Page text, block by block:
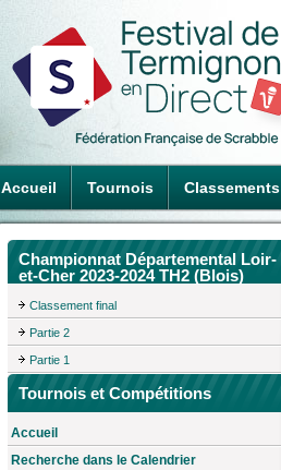
Accueil Tournois Classements
Championnat Départemental Loir-
et-Cher 2023-2024 TH2 (Blois)
Classement final
Partie 2
Partie 1
Tournois et Compétitions
Accueil
Recherche dans le Calendrier